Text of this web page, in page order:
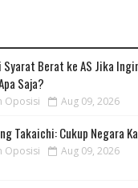
Syarat Berat ke AS Jika
Saja?
Oposisi Aug 09, 2026
Takaichi: Cukup Negara
Oposisi Aug 09, 2026